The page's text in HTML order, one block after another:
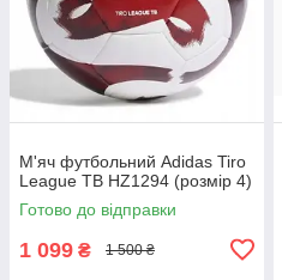
М'яч футбольний Adidas Tiro
League ТВ HZ1294 (розмір 4)
Готово до відправки
1 099 ₴ 1 500 ₴